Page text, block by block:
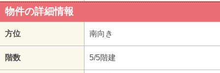
物件の詳細情報
方位 南向き
階数 5/5階建